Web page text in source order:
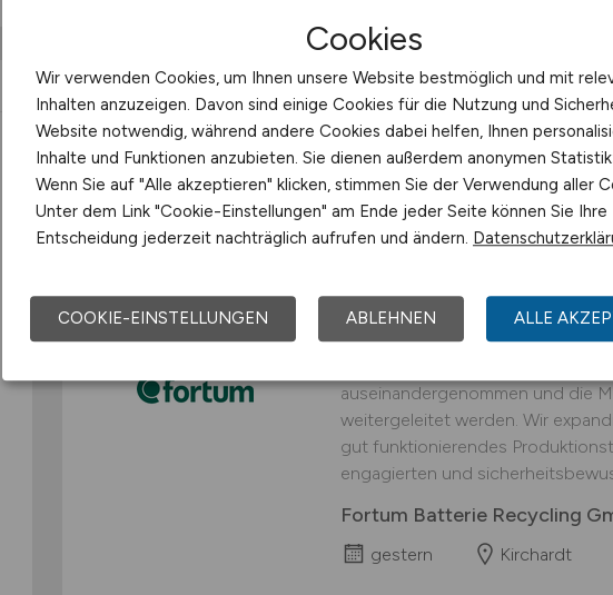
bedarfsgerechten Fahrereinsatz
operative Steuerung.Du...
WHEELS Logistics GmbH &
gestern Münster
TOP JOB
(w/m/d)
interessanter
An unserem Standort in
Prozessschritt durchgeführt, in
auseinandergenommen und die
weitergeleitet werden. Wir
gut funktionierendes
engagierten und
Fortum Batterie Recycling
gestern Kirchardt
Cookies
Wir verwenden Cookies, um Ihnen unsere Website bestmöglich und mit
Inhalten anzuzeigen. Davon sind einige Cookies für die Nutzung und
Website notwendig, während andere Cookies dabei helfen, Ihnen
Inhalte und Funktionen anzubieten. Sie dienen außerdem anonymen
Wenn Sie auf "Alle akzeptieren" klicken, stimmen Sie der Verwendung aller
Unter dem Link "Cookie-Einstellungen" am Ende jeder Seite können Sie Ihre
Entscheidung jederzeit nachträglich aufrufen und ändern.
COOKIE-EINSTELLUNGEN ABLEHNEN ALLE